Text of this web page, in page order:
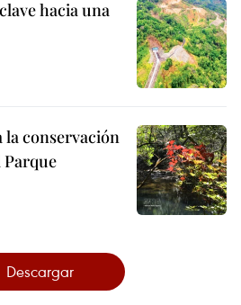
hacia una
conservación
Parque
Descargar